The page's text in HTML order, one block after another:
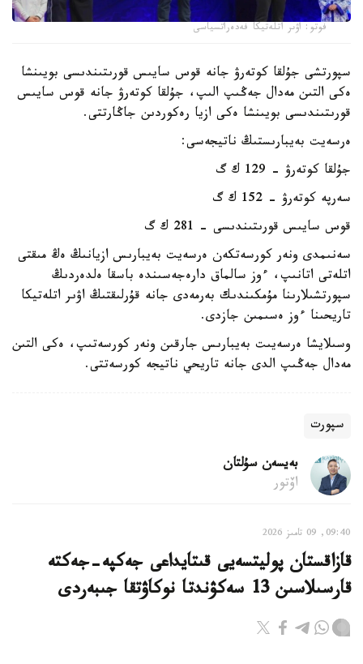
فوتو: اۋىر اتلەتيكا فەدەراتسياسى
سپورتشى جۇلقا كوتەرۋ جانە قوس سايىس قورىتىندىسى بويىنشا
ەكى التىن مەدال جەڭىپ الىپ، جۇلقا كوتەرۋ جانە قوس سايىس
قورىتىندىسى بويىنشا ەكى ازيا رەكوردىن جاڭارتتى.
ەرسەيت بەيبارىستىڭ ناتيجەسى:
جۇلقا كوتەرۋ - 129 ك گ
سەرپە كوتەرۋ - 152 ك گ
قوس سايىس قورىتىندىسى - 281 ك گ
سەنىمدى ونەر كورسەتكەن ەرسەيت بەيبارىس ازيانىڭ ەڭ مىقتى
اتلەتى اتانىپ، ءوز سالماق دارەجەسىندە باسقا ەلدەردىڭ
سپورتشىلارىنا مۇمكىندىك بەرمەدى جانە قۇرلىقتىڭ اۋىر اتلەتيكا
تاريحىنا ءوز ەسىمىن جازدى.
وسىلايشا ەرسەيىت بەيبارىس جارقىن ونەر كورسەتىپ، ەكى التىن
مەدال جەڭىپ الدى جانە تاريحي ناتيجە كورسەتتى.
سپورت
بەيسەن سۇلتان
اۆتور
09:40, 09 تامىز 2026
قازاقستان پوليتسەيى قىتايداعى جەكپە-جەكتە
قارسىلاسىن 13 سەكۋندتا نوكاۋتقا جىبەردى